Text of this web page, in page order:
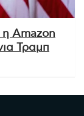
η Amazon
Τραμπ